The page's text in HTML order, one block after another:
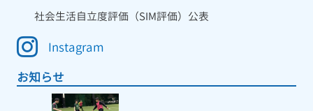
社会生活自立度評価（SIM評価）公表
Instagram
お知らせ